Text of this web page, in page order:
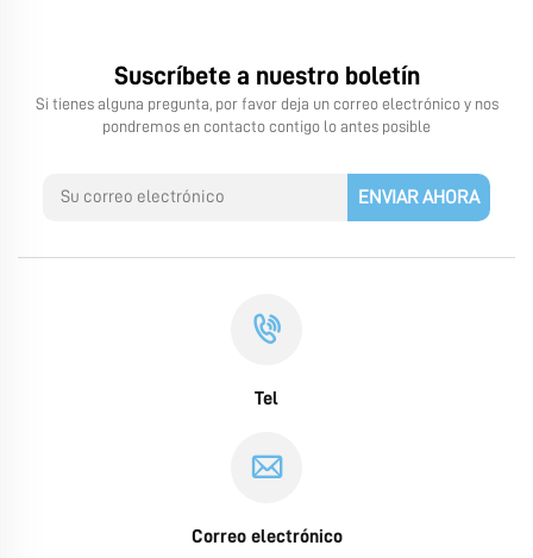
Suscríbete a nuestro boletín
Si tienes alguna pregunta, por favor deja un correo electrónico y nos
pondremos en contacto contigo lo antes posible
ENVIAR AHORA
Tel
Correo electrónico